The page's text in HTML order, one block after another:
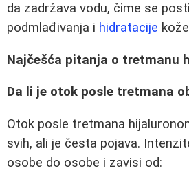
da zadržava vodu, čime se
podmlađivanja i hidratacije
Najčešća pitanja o tretmanu
Da li je otok posle tretmana
Otok posle tretmana
svih, ali je česta pojava.
osobe do osobe i zavisi od: